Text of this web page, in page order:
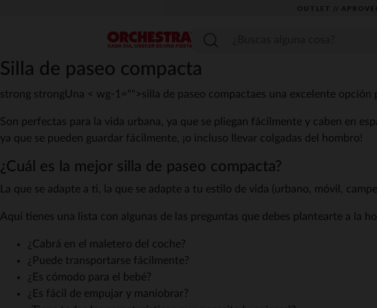
OUTLET //
Menú
Silla de paseo compacta
strong strongUna < wg-1="">silla de paseo compactaes una excelente opción
Son perfectas para la vida urbana, ya que se pliegan fácilmente y caben en
ya que se pueden guardar fácilmente, ¡o incluso llevar colgadas del hombro!
¿Cuál es la mejor silla de paseo compacta?
La que se adapte a ti, la que se adapte a tu estilo de vida (urbano, móvil,
Aquí tienes una lista con algunas de las preguntas que debes plantearte a la
¿Cabrá en el maletero del coche?
¿Puede transportarse fácilmente?
¿Es cómodo para el bebé?
¿Es fácil de empujar y maniobrar?